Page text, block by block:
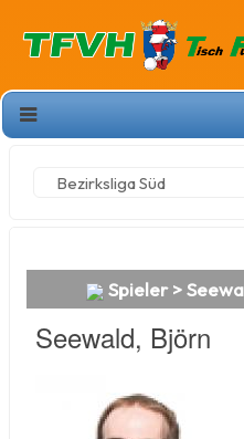
Bezirksliga Süd
Spieler >
Seewald, Björn